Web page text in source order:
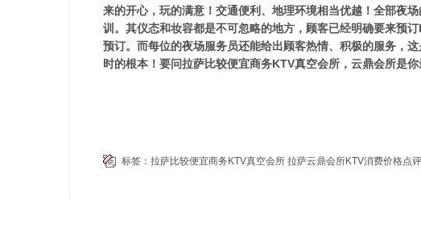
来的开心，玩的满意！交通便利、地理环境相当优越！全部夜
训。其仪态和妆容都是不可忽略的地方，顾客已经明确要来预
预订。而每位的夜场服务员还能给出顾客热情、积极的服务，
时的根本！要问拉萨比较便宜商务KTV真空会所，云鼎会所是你
标签： 拉萨比较便宜商务KTV真空会所 拉萨云鼎会所KTV消费价格点评